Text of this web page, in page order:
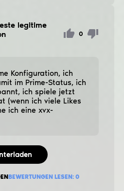
legitime
0
Konfiguration, ich
im Prime-Status, ich
ich spiele jetzt
(wenn ich viele Likes
ich eine xvx-
BEWERTUNGEN LESEN: 0